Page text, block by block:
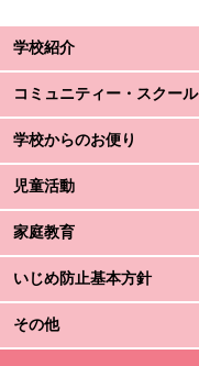
学校紹介
コミュニティー・スクール
学校からのお便り
児童活動
家庭教育
いじめ防止基本方針
その他